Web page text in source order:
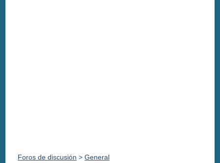
Foros de discusión >General